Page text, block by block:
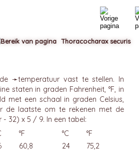
de ➛temperatuurvast te stellen. In
staten in graden Fahrenheit, °F, in
met een schaal in graden Celsius,
de laatste om te rekenen met de
32) x 5 / 9. In een tabel:
°F °C
°F
60,8 24
75,2
Thoracocharax securis